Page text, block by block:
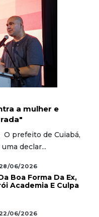
a mulher e
prefeito de Cuiabá,
declar...
28/06/2026
Boa Forma Da Ex,
Academia E Culpa
22/06/2026